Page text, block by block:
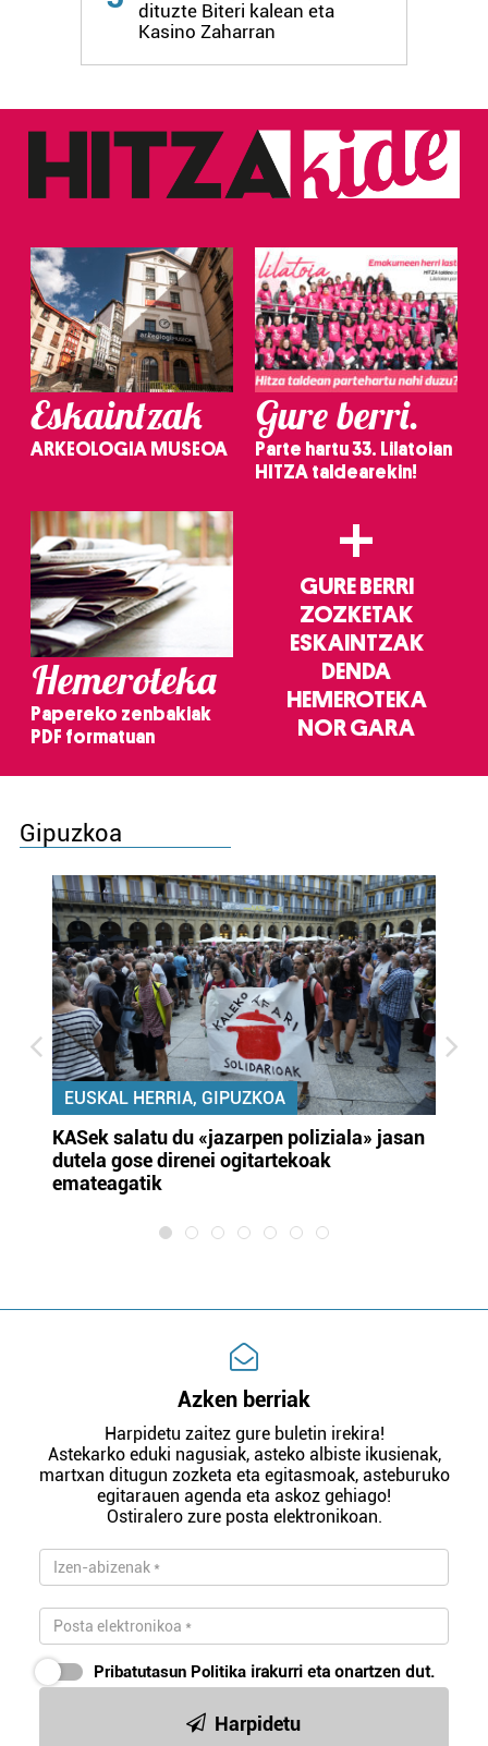
fitxategiak erabiltzen ditu. Zure esperientzia eta
zerbitzuak hobetzeko asmoz, cookie teknologiaz
baliatzen gara. Ohar hau onartuz gero, teknologia hori
dituzte Biteri kalean eta
Kasino Zaharran
Eskaintzak
ARKEOLOGIA MUSEOA
Gure berri.
Parte hartu 33. Lilatoian
HITZA taldearekin!
Hemeroteka
Papereko zenbakiak
PDF formatuan
+
GURE BERRI
ZOZKETAK
ESKAINTZAK
DENDA
HEMEROTEKA
NOR GARA
Gipuzkoa
EUSKAL HERRIA, GIPUZKOA
KASek salatu du «jazarpen poliziala» jasan
dutela gose direnei ogitartekoak
emateagatik
Azken berriak
Harpidetu zaitez gure buletin irekira!
Astekarko eduki nagusiak, asteko albiste ikusienak,
martxan ditugun zozketa eta egitasmoak, asteburuko
egitarauen agenda eta askoz gehiago!
Ostiralero zure posta elektronikoan.
Pribatutasun Politika irakurri eta onartzen dut.
Harpidetu